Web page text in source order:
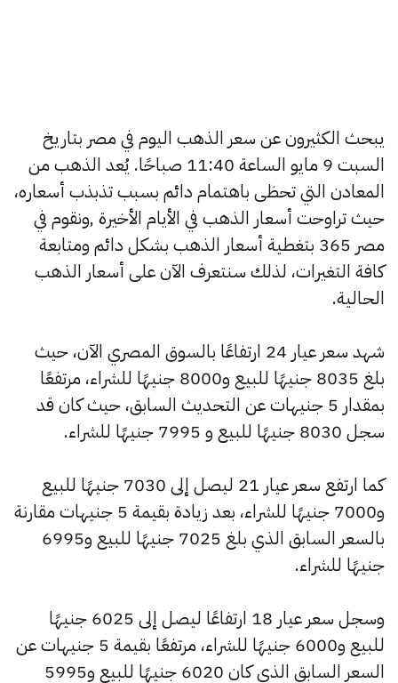
يبحث الكثيرون عن سعر الذهب اليوم في مصر بتاريخ
السبت 9 مايو الساعة 11:40 صباحًا. يُعد الذهب من
المعادن التي تحظى باهتمام دائم بسبب تذبذب أسعاره،
حيث تراوحت أسعار الذهب في الأيام الأخيرة ,ونقوم في
مصر 365 بتغطية أسعار الذهب بشكل دائم ومتابعة
كافة التغيرات، لذلك سنتعرف الآن على أسعار الذهب
الحالية.
شهد سعر عيار 24 ارتفاعًا بالسوق المصري الآن، حيث
بلغ 8035 جنيهًا للبيع و8000 جنيهًا للشراء، مرتفعًا
بمقدار 5 جنيهات عن التحديث السابق، حيث كان قد
سجل 8030 جنيهًا للبيع و 7995 جنيهًا للشراء.
كما ارتفع سعر عيار 21 ليصل إلى 7030 جنيهًا للبيع
و7000 جنيهًا للشراء، بعد زيادة بقيمة 5 جنيهات مقارنة
بالسعر السابق الذي بلغ 7025 جنيهًا للبيع و6995
جنيهًا للشراء.
وسجل سعر عيار 18 ارتفاعًا ليصل إلى 6025 جنيهًا
للبيع و6000 جنيهًا للشراء، مرتفعًا بقيمة 5 جنيهات عن
السعر السابق الذي كان 6020 جنيهًا للبيع و5995